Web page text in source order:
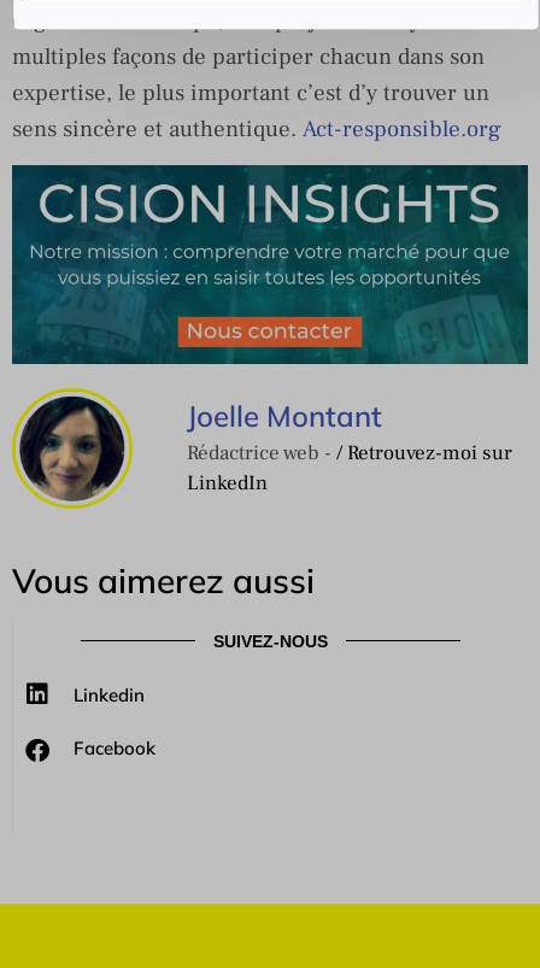
organisant une expo, une projection. Il y a des
multiples façons de participer chacun dans son
expertise, le plus important c’est d’y trouver un
sens sincère et authentique. Act-responsible.org
Joelle Montant
Rédactrice web - / Retrouvez-moi sur
LinkedIn
Vous aimerez aussi
SUIVEZ-NOUS
Linkedin
Facebook